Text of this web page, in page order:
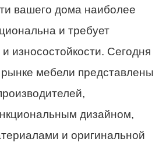
вашего дома наиболее
и требует
и износостойкости. Сегодня
мебели представлены
дизайном,
и оригинальной